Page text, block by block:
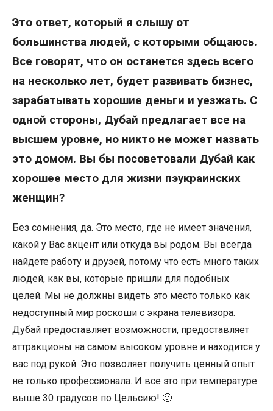
Это ответ, который я слышу от
большинства людей, с которыми общаюсь.
Все говорят, что он останется здесь всего
на несколько лет, будет развивать бизнес,
зарабатывать хорошие деньги и уезжать. С
одной стороны, Дубай предлагает все на
высшем уровне, но никто не может назвать
это домом. Вы бы посоветовали Дубай как
хорошее место для жизни пэукраинских
женщин?
Без сомнения, да. Это место, где не имеет значения,
какой у Вас акцент или откуда вы родом. Вы всегда
найдете работу и друзей, потому что есть много таких
людей, как вы, которые пришли для подобных
целей. Мы не должны видеть это место только как
недоступный мир роскоши с экрана телевизора.
Дубай предоставляет возможности, предоставляет
аттракционы на самом высоком уровне и находится у
вас под рукой. Это позволяет получить ценный опыт
не только профессионала. И все это при температуре
выше 30 градусов по Цельсию! 🙂